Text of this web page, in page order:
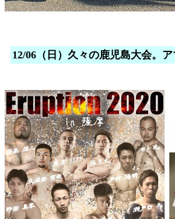
12/06（日）久々の鹿児島大会。